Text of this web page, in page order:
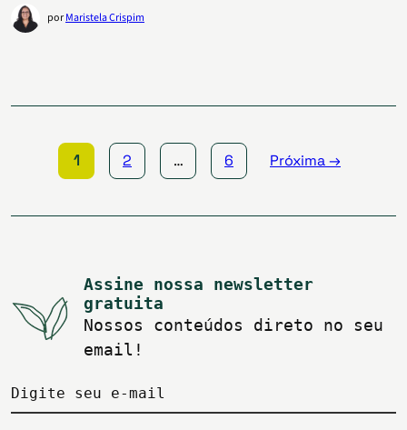
porMaristela Crispim
de
1 2 … 6 Próxima →
Assine nossa newsletter
gratuita
Nossos conteúdos direto no seu
email!
Digite seu e-mail